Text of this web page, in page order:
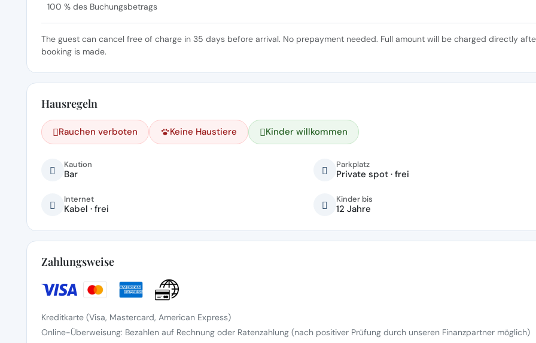
100 % des Buchungsbetrags
The guest can cancel free of charge in 35 days before arrival. No prepayment needed. Full amount will be charged directly
booking is made.
Hausregeln
Rauchen verboten Keine Haustiere Kinder willkommen
Kaution
Bar
Parkplatz
Private spot · frei
Internet
Kabel · frei
Kinder bis
12 Jahre
Zahlungsweise
Kreditkarte (Visa, Mastercard, American Express)
Online-Überweisung: Bezahlen auf Rechnung oder Ratenzahlung (nach positiver Prüfung durch unseren Finanzpartner möglich)